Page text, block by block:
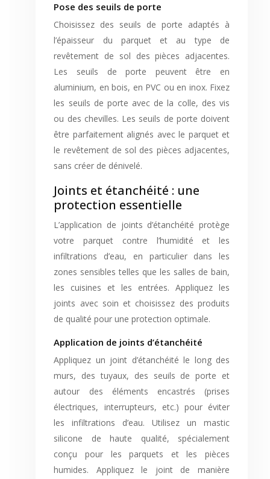
Pose des seuils de porte
Choisissez des seuils de porte adaptés à
l’épaisseur du parquet et au type de
revêtement de sol des pièces adjacentes.
Les seuils de porte peuvent être en
aluminium, en bois, en PVC ou en inox. Fixez
les seuils de porte avec de la colle, des vis
ou des chevilles. Les seuils de porte doivent
être parfaitement alignés avec le parquet et
le revêtement de sol des pièces adjacentes,
sans créer de dénivelé.
Joints et étanchéité : une
protection essentielle
L’application de joints d’étanchéité protège
votre parquet contre l’humidité et les
infiltrations d’eau, en particulier dans les
zones sensibles telles que les salles de bain,
les cuisines et les entrées. Appliquez les
joints avec soin et choisissez des produits
de qualité pour une protection optimale.
Application de joints d’étanchéité
Appliquez un joint d’étanchéité le long des
murs, des tuyaux, des seuils de porte et
autour des éléments encastrés (prises
électriques, interrupteurs, etc.) pour éviter
les infiltrations d’eau. Utilisez un mastic
silicone de haute qualité, spécialement
conçu pour les parquets et les pièces
humides. Appliquez le joint de manière